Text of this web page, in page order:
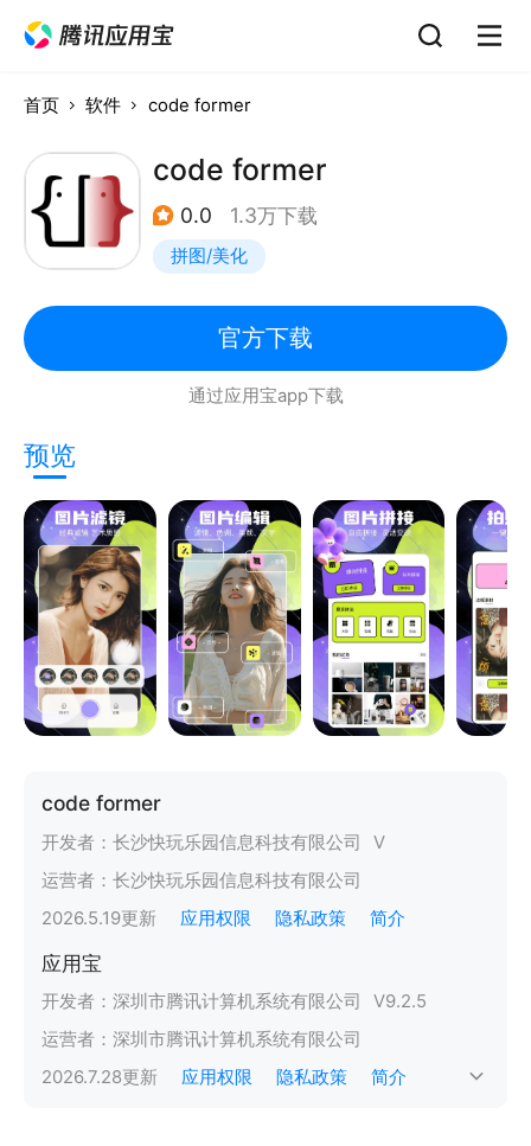
首页 软件 code former
code former
0.0 1.3万下载
拼图/美化
官方下载
通过应用宝app下载
预览
code former
开发者： 长沙快玩乐园信息科技有限公司
V
运营者： 长沙快玩乐园信息科技有限公司
2026.5.19更新 应用权限 隐私政策 简介
应用宝
开发者： 深圳市腾讯计算机系统有限公司 V9.2.5
运营者： 深圳市腾讯计算机系统有限公司
2026.7.28更新 应用权限 隐私政策 简介